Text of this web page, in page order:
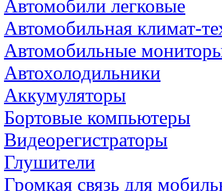
Автомобили легковые
Автомобильная климат-
Автомобильные
Автохолодильники
Аккумуляторы
Бортовые компьютеры
Видеорегистраторы
Глушители
Громкая связь для